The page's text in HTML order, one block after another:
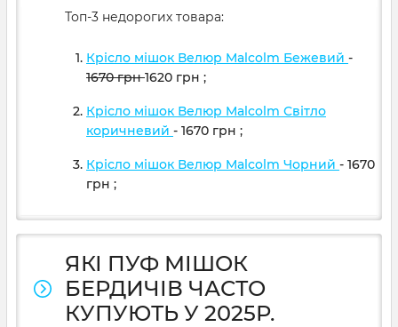
Топ-3 недорогих товара:
Крісло мішок Велюр Malcolm Бежевий -
1670грн1620 грн ;
Крісло мішок Велюр Malcolm Світло
коричневий - 1670 грн ;
Крісло мішок Велюр Malcolm Чорний - 1670
грн ;
ЯКІ ПУФ МІШОК
БЕРДИЧІВ ЧАСТО
КУПУЮТЬ У 2025Р.